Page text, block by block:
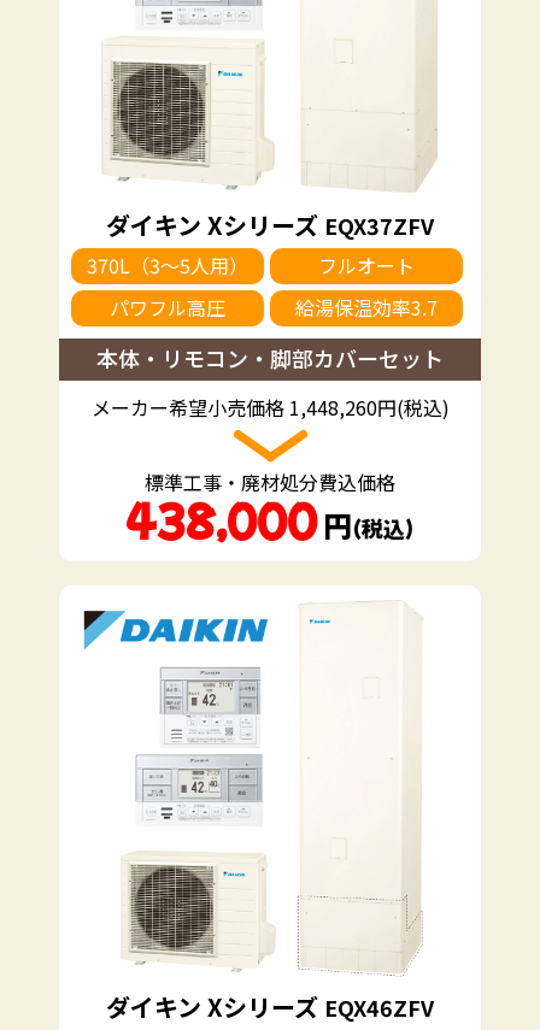
ダイキン Xシリーズ EQX37ZFV
370L（3～5人用）
フルオート
パワフル高圧
給湯保温効率3.7
本体・リモコン・脚部カバーセット
メーカー希望小売価格 1,448,260円(税込)
標準工事・廃材処分費込価格
438,000 円（税込）
ダイキン Xシリーズ EQX46ZFV